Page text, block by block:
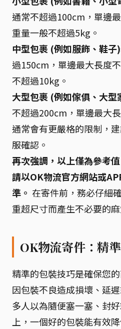
通常不超過100cm，單邊
重量一般不超過5kg。
中型包裹 (例如服飾、鞋子
過150cm，單邊最大長度
不超過10kg。
大型包裹 (例如傢俱、大型
不超過200cm，單邊最大
通常會有更嚴格的限制，
服確認。
再次強調，以上僅為參考
請以OK物流官方網站或
準。 在寄件前，務必仔細
重超尺寸而產生不必要的
OK物流寄件：精
精準的包裝技巧是確保您
因包裝不良造成損壞、延
多人以為隨便塞一塞、封
上，一個好的包裝能有效